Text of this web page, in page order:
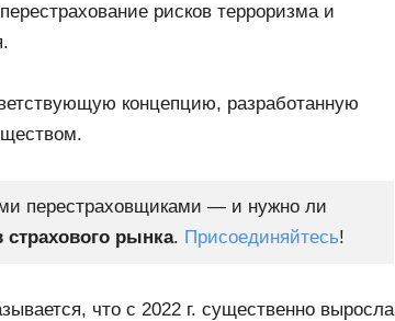
рисков терроризма и
концепцию, разработанную
перестраховщиками — и нужно ли
рынка. Присоединяйтесь!
что с 2022 г. существенно выросла